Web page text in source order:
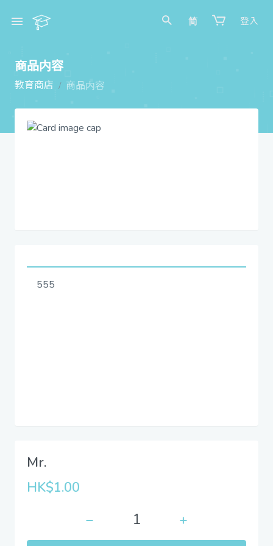
简 登入
商品内容
教育商店 商品内容
555
Mr.
HK$1.00